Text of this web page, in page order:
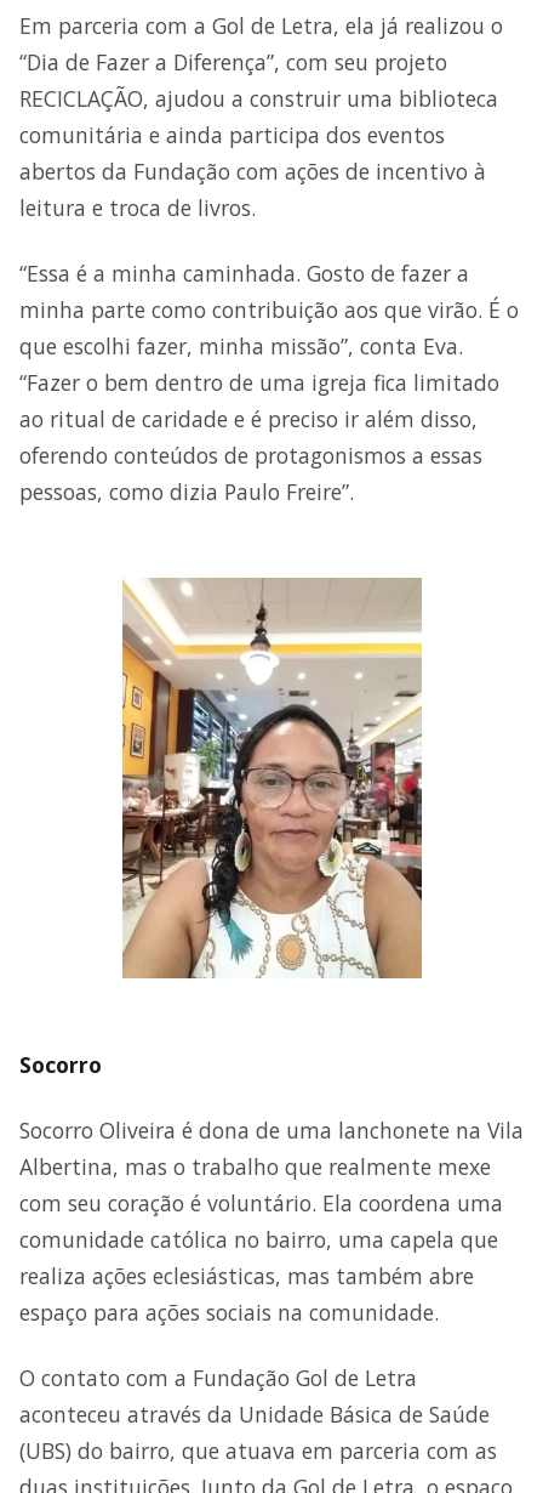
Em parceria com a Gol de Letra, ela já realizou o
“Dia de Fazer a Diferença”, com seu projeto
RECICLAÇÃO, ajudou a construir uma biblioteca
comunitária e ainda participa dos eventos
abertos da Fundação com ações de incentivo à
leitura e troca de livros.
“Essa é a minha caminhada. Gosto de fazer a
minha parte como contribuição aos que virão. É o
que escolhi fazer, minha missão”, conta Eva.
“Fazer o bem dentro de uma igreja fica limitado
ao ritual de caridade e é preciso ir além disso,
oferendo conteúdos de protagonismos a essas
pessoas, como dizia Paulo Freire”.
Socorro
Socorro Oliveira é dona de uma lanchonete na Vila
Albertina, mas o trabalho que realmente mexe
com seu coração é voluntário. Ela coordena uma
comunidade católica no bairro, uma capela que
realiza ações eclesiásticas, mas também abre
espaço para ações sociais na comunidade.
O contato com a Fundação Gol de Letra
aconteceu através da Unidade Básica de Saúde
(UBS) do bairro, que atuava em parceria com as
duas instituições. Junto da Gol de Letra, o espaço